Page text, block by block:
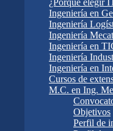
¿Porque elegir
Ingeniería en
Ingeniería
Ingeniería
Ingeniería en
Ingeniería
Ingeniería en
Cursos de
M.C. en Ing.
Objetivos
Perfil de